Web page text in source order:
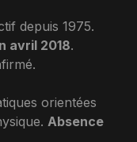
depuis 1975.
avril 2018.
orientées
Absence